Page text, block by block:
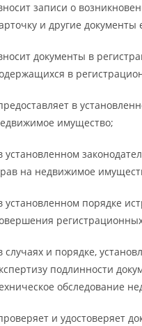
записи о
и другие
документы в
в
в
имущество;
установленном
на недвижимое
установленном порядке
случаях и порядке,
подлинности
обследование
и удостоверяет